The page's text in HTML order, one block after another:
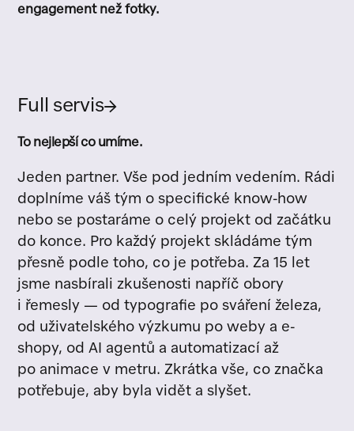
engagement než fotky.
Full servis→
To nejlepší co umíme.
Jeden partner. Vše pod jedním vedením. Rádi
doplníme váš tým o specifické know-how
nebo se postaráme o celý projekt od začátku
do konce. Pro každý projekt skládáme tým
přesně podle toho, co je potřeba. Za 15 let
jsme nasbírali zkušenosti napříč obory
i řemesly — od typografie po sváření železa,
od uživatelského výzkumu po weby a e-
shopy, od AI agentů a automatizací až
po animace v metru. Zkrátka vše, co značka
potřebuje, aby byla vidět a slyšet.